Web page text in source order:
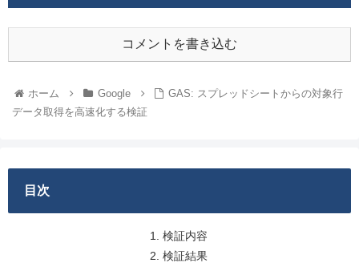
コメントを書き込む
ホーム Google
GAS: スプレッドシートからの対象行
データ取得を高速化する検証
目次
検証内容
検証結果